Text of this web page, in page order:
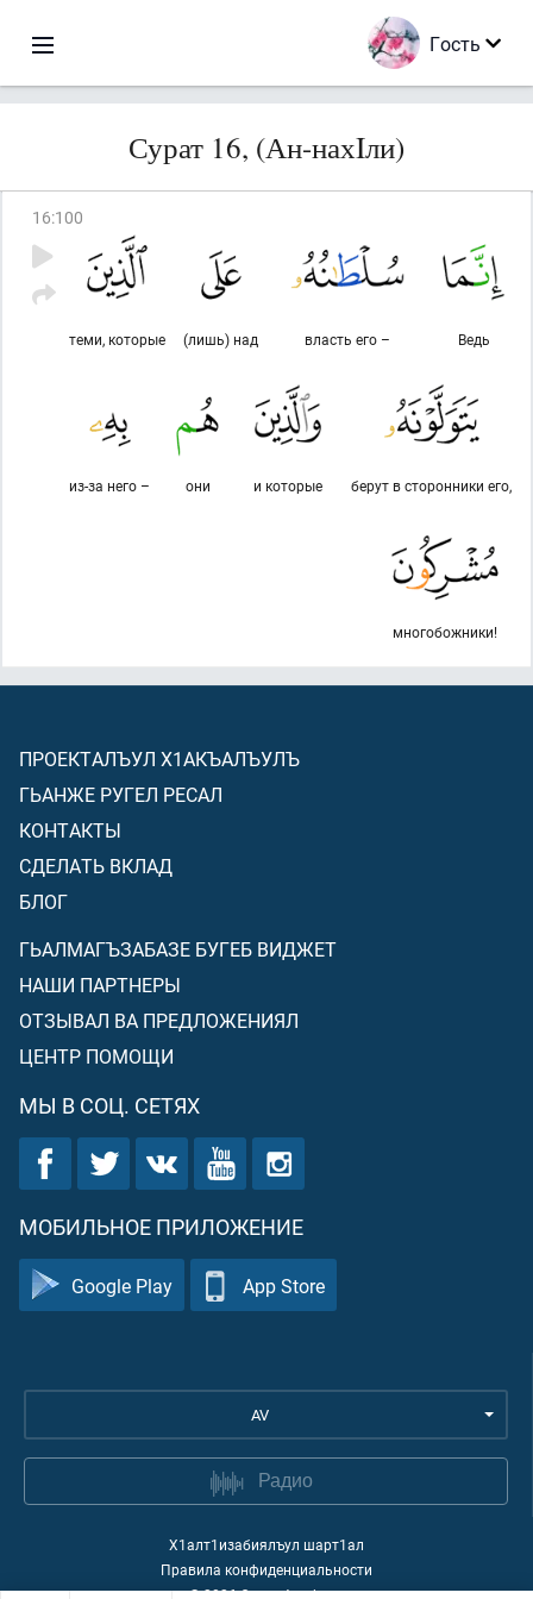
Гость
Сурат 16, (Ан-нахIли)
16:100
Ведь
власть его –
(лишь) над
теми, которые
берут в сторонники его,
и которые
они
из-за него –
многобожники!
ПРОЕКТАЛЪУЛ Х1АКЪАЛЪУЛЪ
ГЬАНЖЕ РУГЕЛ РЕСАЛ
КОНТАКТЫ
СДЕЛАТЬ ВКЛАД
БЛОГ
ГЬАЛМАГЪЗАБАЗЕ БУГЕБ ВИДЖЕТ
НАШИ ПАРТНЕРЫ
ОТЗЫВАЛ ВА ПРЕДЛОЖЕНИЯЛ
ЦЕНТР ПОМОЩИ
МЫ В СОЦ. СЕТЯХ
МОБИЛЬНОЕ ПРИЛОЖЕНИЕ
Google Play App Store
AV
Радио
Х1алт1изабиялъул шарт1ал
Правила конфиденциальности
©2026Quran Academy